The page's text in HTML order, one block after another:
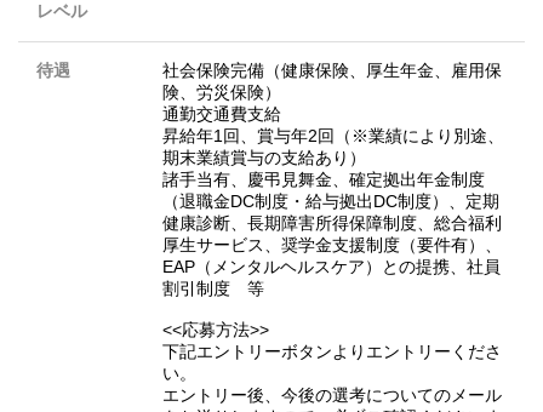
レベル
待遇
社会保険完備（健康保険、厚生年金、雇用保
険、労災保険）
通勤交通費支給
昇給年1回、賞与年2回（※業績により別途、
期末業績賞与の支給あり）
諸手当有、慶弔見舞金、確定拠出年金制度
（退職金DC制度・給与拠出DC制度）、定期
健康診断、長期障害所得保障制度、総合福利
厚生サービス、奨学⾦⽀援制度（要件有）、
EAP（メンタルヘルスケア）との提携、社員
割引制度 等
<<応募方法>>
下記エントリーボタンよりエントリーくださ
い。
エントリー後、今後の選考についてのメール